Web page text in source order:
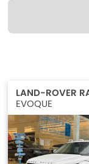
LAND-ROVER
EVOQUE